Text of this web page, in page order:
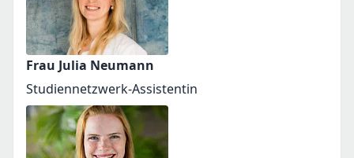
Frau Julia Neumann
Studiennetzwerk-Assistentin